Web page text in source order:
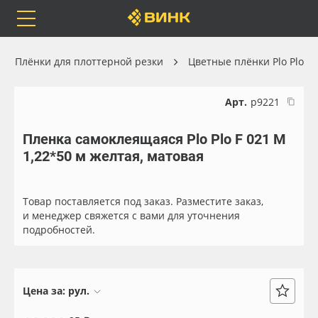
Каталог
Бренды
Оплата
Весь каталог
Самоклеящиеся плёнки
Чернила
Плёнки для плоттерной резки Цветные плёнки Plo Plo
Арт. р9221
Пленка самоклеящаяся Plo Plo F 021 M
1,22*50 м желтая, матовая
Товар поставляется под заказ. Разместите заказ,
и менеджер свяжется с вами для уточнения
подробностей.
Цена за: рул.